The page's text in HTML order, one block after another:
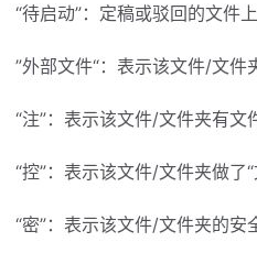
“待启动”：定稿或驳回的文件
”外部文件“：表示该文件/文件
“注”：表示该文件/文件夹有文
“控”：表示该文件/文件夹做了
“密”：表示该文件/文件夹的安